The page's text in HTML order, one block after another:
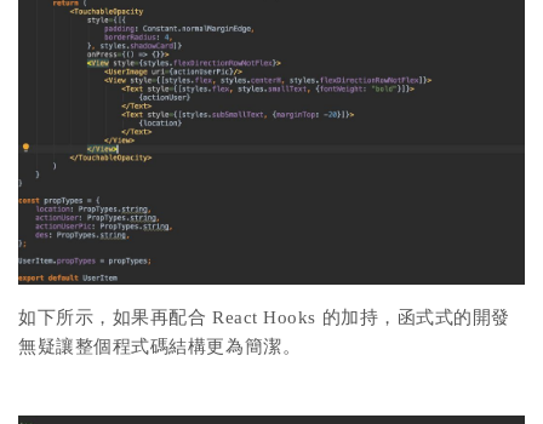
如下所示，如果再配合 React Hooks 的加持，函式式的開發
無疑讓整個程式碼結構更為簡潔。